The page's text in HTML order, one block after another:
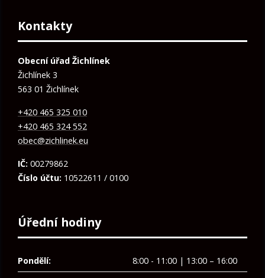
Kontakty
Obecní úřad Žichlínek
Žichlínek 3
563 01 Žichlínek
+420 465 325 010
+420 465 324 552
obec@zichlinek.eu
IČ: 00279862
Číslo účtu: 10522611 / 0100
Úřední hodiny
Pondělí:
8:00 - 11:00 | 13:00 – 16:00